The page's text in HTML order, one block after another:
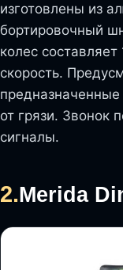
изготовлены из
бортировочный
колес
скорость.
от грязи. Звонок
сигналы.
2.Merida